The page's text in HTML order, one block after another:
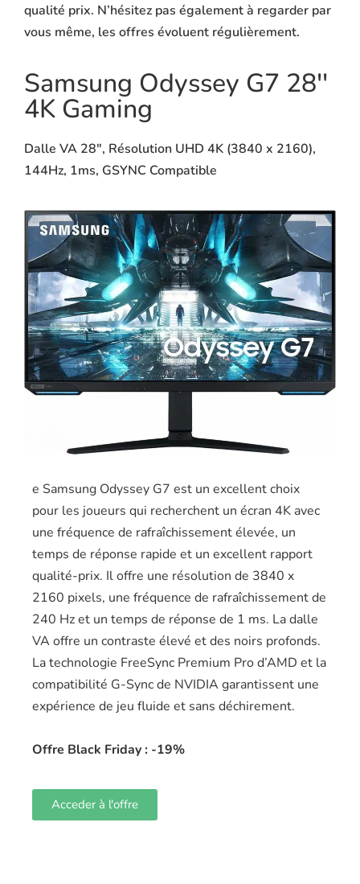
qualité prix. N’hésitez pas également à regarder par
vous même, les offres évoluent régulièrement.
Samsung Odyssey G7 28''
4K Gaming
Dalle VA 28″, Résolution UHD 4K (3840 x 2160),
144Hz, 1ms, GSYNC Compatible
e Samsung Odyssey G7 est un excellent choix
pour les joueurs qui recherchent un écran 4K avec
une fréquence de rafraîchissement élevée, un
temps de réponse rapide et un excellent rapport
qualité-prix. Il offre une résolution de 3840 x
2160 pixels, une fréquence de rafraîchissement de
240 Hz et un temps de réponse de 1 ms. La dalle
VA offre un contraste élevé et des noirs profonds.
La technologie FreeSync Premium Pro d’AMD et la
compatibilité G-Sync de NVIDIA garantissent une
expérience de jeu fluide et sans déchirement.
Offre Black Friday : -19%
Acceder à l'offre